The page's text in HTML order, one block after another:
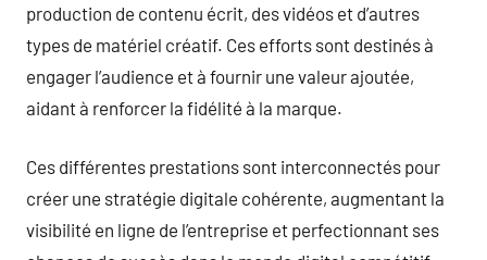
production de contenu écrit, des vidéos et d’autres
types de matériel créatif. Ces efforts sont destinés à
engager l’audience et à fournir une valeur ajoutée,
aidant à renforcer la fidélité à la marque.
Ces différentes prestations sont interconnectés pour
créer une stratégie digitale cohérente, augmentant la
visibilité en ligne de l’entreprise et perfectionnant ses